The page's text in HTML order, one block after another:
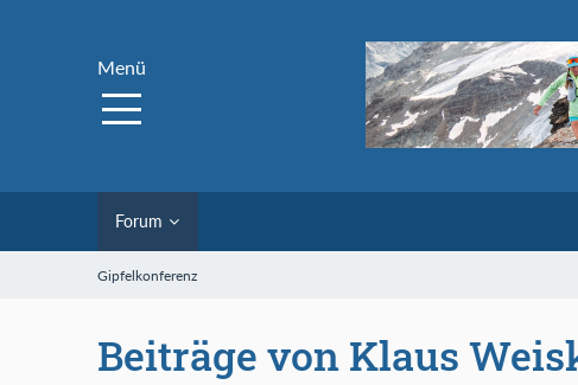
Menü
Forum
Gipfelkonferenz
Beiträge von Klaus